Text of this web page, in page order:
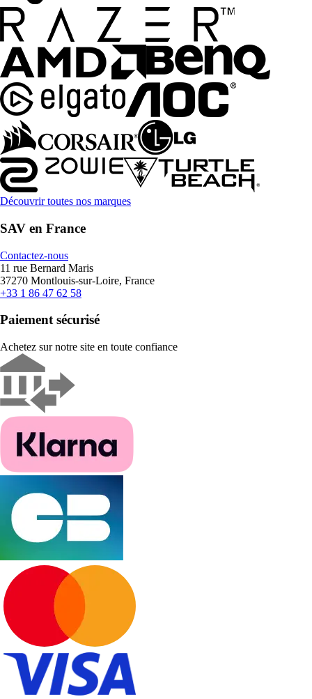
Découvrir toutes nos marques
SAV en France
Contactez-nous
11 rue Bernard Maris
37270 Montlouis-sur-Loire, France
+33 1 86 47 62 58
Paiement sécurisé
Achetez sur notre site en toute confiance